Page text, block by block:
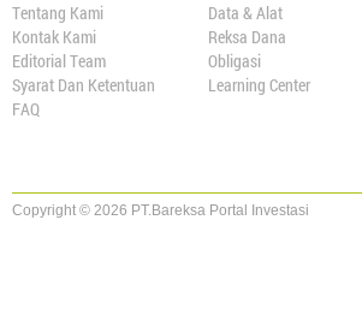
Tentang Kami
Kontak Kami
Editorial Team
Syarat Dan Ketentuan
FAQ
Data & Alat
Reksa Dana
Obligasi
Learning Center
Copyright © 2026 PT.Bareksa Portal Investasi